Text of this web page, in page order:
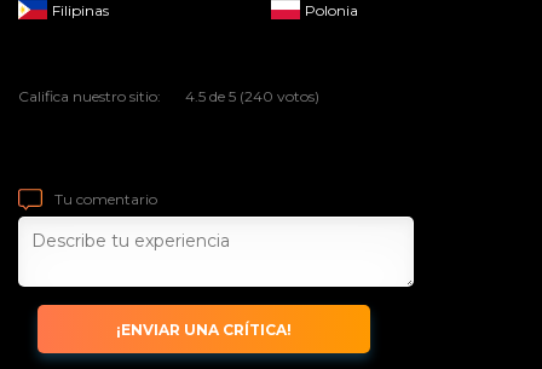
Filipinas Polonia
Califica nuestro sitio: 4.5 de 5 (240 votos)
Tu comentario